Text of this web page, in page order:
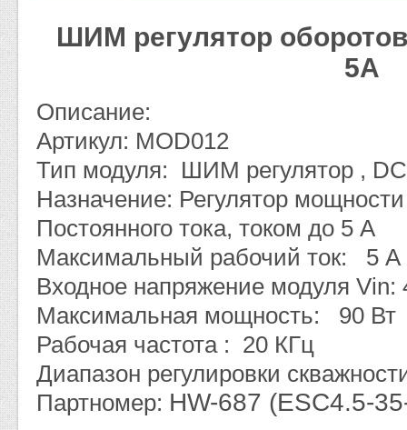
ШИМ регулятор
5А
Описание:
Артикул: MOD012
Тип модуля: ШИМ регулятор ,
Назначение: Регулятор
Постоянного тока, током до 5 А
Максимальный рабочий ток: 5 А
Входное напряжение модуля Vin:
Максимальная мощность: 90 Вт
Рабочая частота : 20 КГц
Диапазон регулировки
Партномер: HW-687 (ESC4.5-